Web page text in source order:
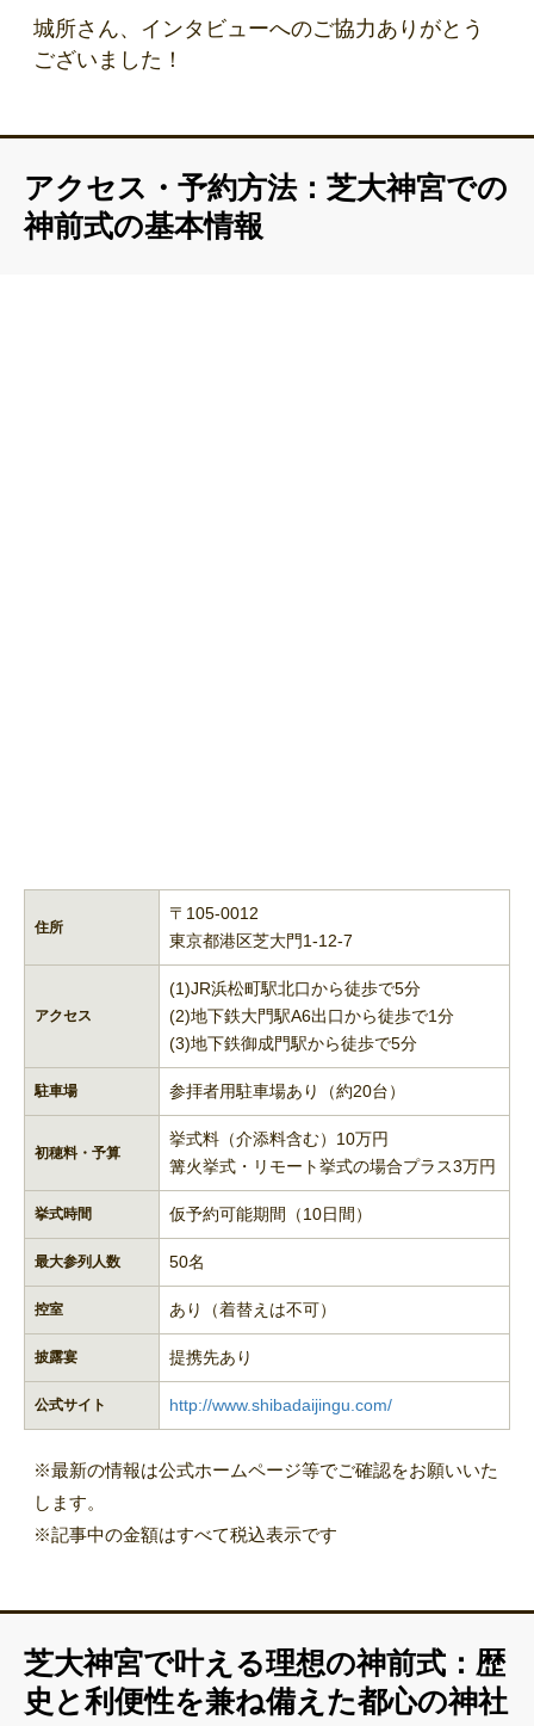
城所さん、インタビューへのご協力ありがとう
ございました！
アクセス・予約方法：芝大神宮での
神前式の基本情報
住所
〒105-0012
東京都港区芝大門1-12-7
アクセス
(1)JR浜松町駅北口から徒歩で5分
(2)地下鉄大門駅A6出口から徒歩で1分
(3)地下鉄御成門駅から徒歩で5分
駐車場 参拝者用駐車場あり（約20台）
初穂料・予算
挙式料（介添料含む）10万円
篝火挙式・リモート挙式の場合プラス3万円
挙式時間 仮予約可能期間（10日間）
最大参列人数 50名
控室 あり（着替えは不可）
披露宴 提携先あり
公式サイト http://www.shibadaijingu.com/
※最新の情報は公式ホームページ等でご確認をお願いいた
します。
※記事中の金額はすべて税込表示です
芝大神宮で叶える理想の神前式：歴
史と利便性を兼ね備えた都心の神社